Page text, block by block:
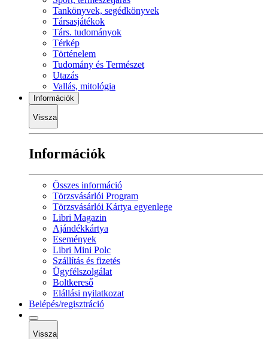
Tankönyvek, segédkönyvek
Társasjátékok
Társ. tudományok
Térkép
Történelem
Tudomány és Természet
Utazás
Vallás, mitológia
Információk
Vissza
Információk
Összes információ
Törzsvásárlói Program
Törzsvásárlói Kártya egyenlege
Libri Magazin
Ajándékkártya
Események
Libri Mini Polc
Szállítás és fizetés
Ügyfélszolgálat
Boltkereső
Elállási nyilatkozat
Belépés/regisztráció
Vissza